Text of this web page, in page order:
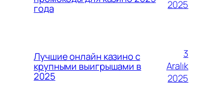
года 2025
Лучшие онлайн казино с
крупными выигрышами в
2025
3
Aralık
2025